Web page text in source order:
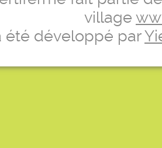
village
été développé par